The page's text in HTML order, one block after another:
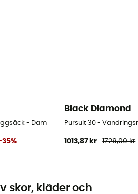
- Dam
Black Diamond
Pursuit 30 -
1013,87 kr 1729,00 kr
skor, kläder och